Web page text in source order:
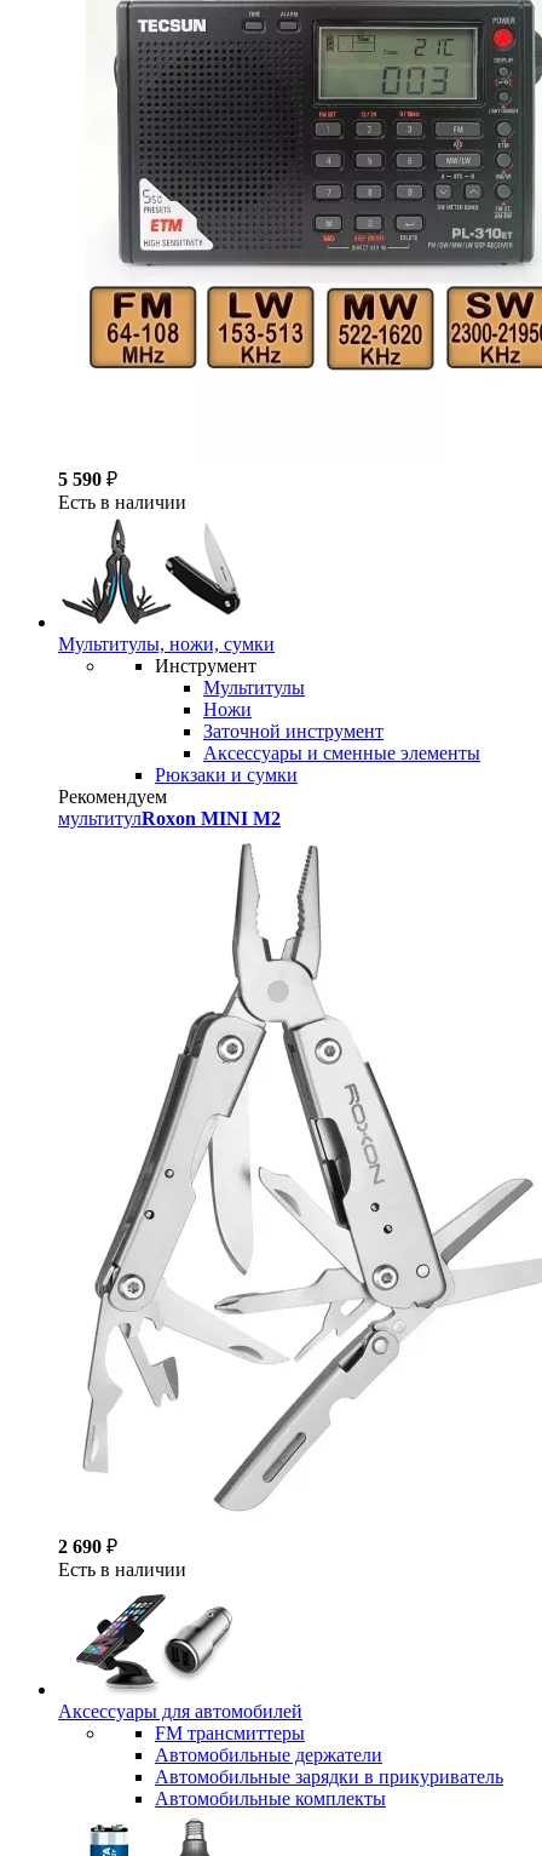
5 590 ₽
Есть в наличии
Мультитулы, ножи, сумки
Инструмент
Мультитулы
Ножи
Заточной инструмент
Аксессуары и сменные элементы
Рюкзаки и сумки
Рекомендуем
мультитулRoxon MINI M2
2 690 ₽
Есть в наличии
Аксессуары для автомобилей
FM трансмиттеры
Автомобильные держатели
Автомобильные зарядки в прикуриватель
Автомобильные комплекты